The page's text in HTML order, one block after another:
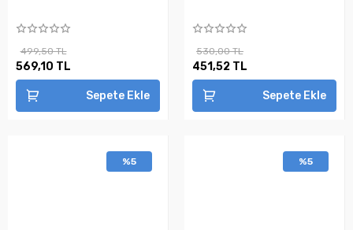
499,50 TL
569,10 TL
Sepete Ekle
530,00 TL
451,52 TL
Sepete Ekle
%5 %5